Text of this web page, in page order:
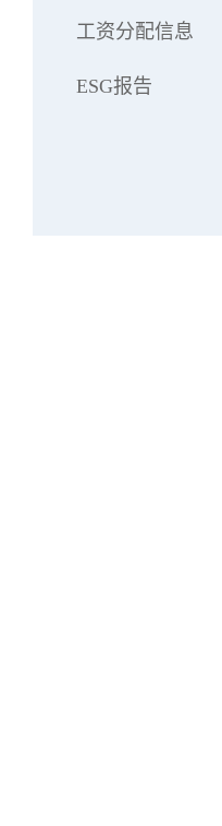
工资分配信息
ESG报告